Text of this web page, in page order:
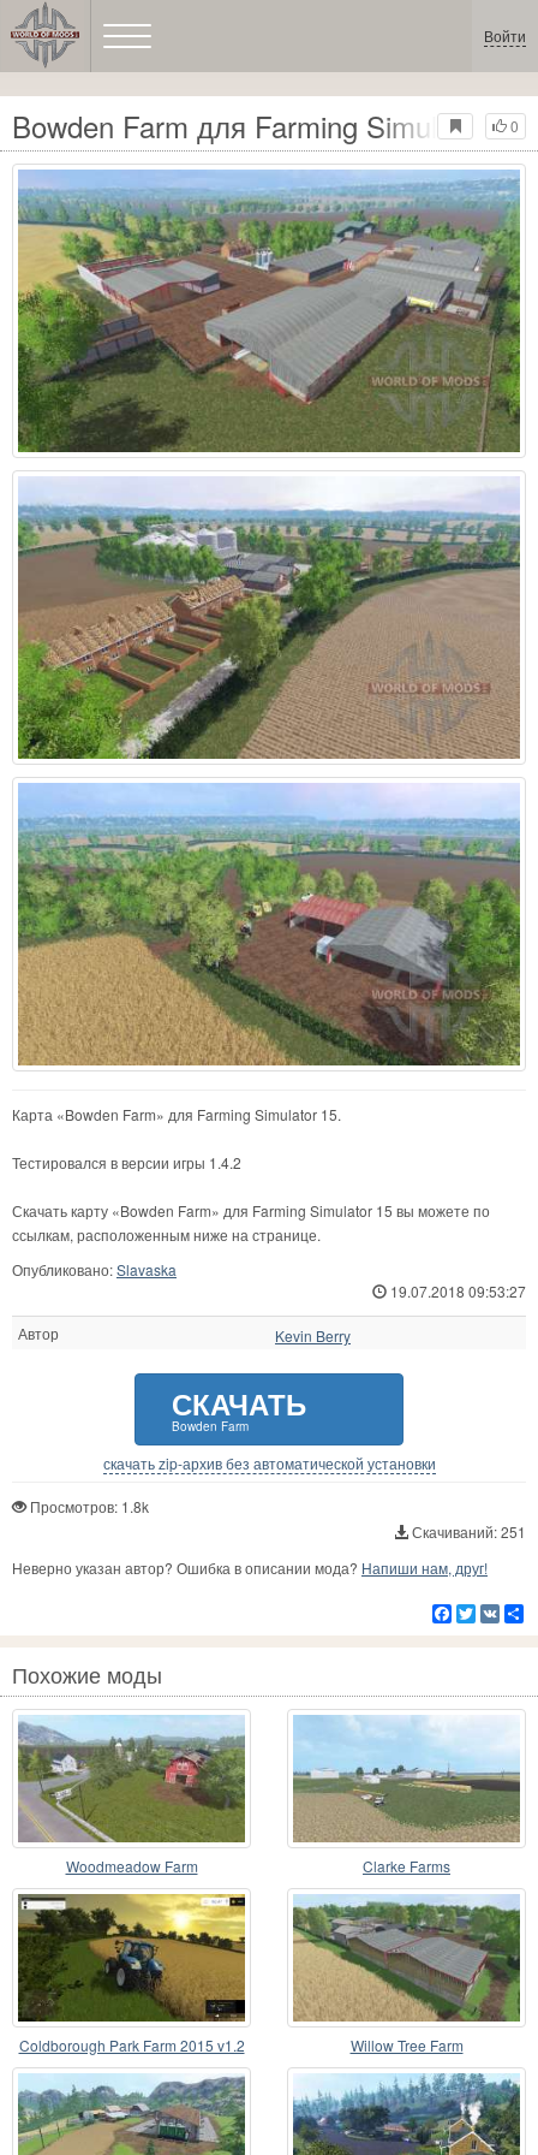
Войти
0
Bowden Farm для Farming Simulator
Карта «Bowden Farm» для Farming Simulator 15.
Тестировался в версии игры 1.4.2
Скачать карту «Bowden Farm» для Farming Simulator 15 вы можете по
ссылкам, расположенным ниже на странице.
Опубликовано:Slavaska
19.07.2018 09:53:27
Автор Kevin Berry
СКАЧАТЬ
Bowden Farm
скачать zip-архив без автоматической установки
Просмотров: 1.8k
Скачиваний: 251
Неверно указан автор? Ошибка в описании мода? Напиши нам, друг!
Facebook
Twitter
VK
Похожие моды
Woodmeadow Farm Clarke Farms
Coldborough Park Farm 2015 v1.2 Willow Tree Farm